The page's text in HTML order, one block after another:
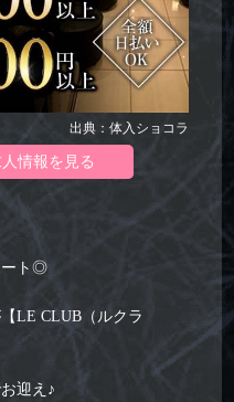
出典：体入ショコラ
情報を見る
ート◎
LE CLUB（ルクラ
迎え♪